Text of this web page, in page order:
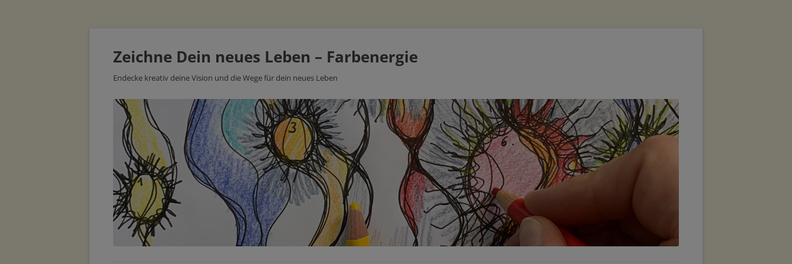
Zeichne Dein neues Leben – Farbenergie
Endecke kreativ deine Vision und die Wege für dein neues Leben